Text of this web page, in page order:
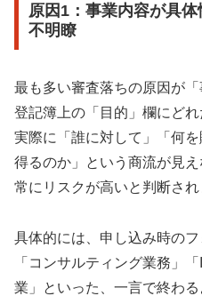
原因1：事業内容が具
不明瞭
最も多い審査落ちの原因が
登記簿上の「目的」欄にど
実際に「誰に対して」「何
得るのか」という商流が見
常にリスクが高いと判断され
具体的には、申し込み時の
「コンサルティング業務」
業」といった、一言で終わ